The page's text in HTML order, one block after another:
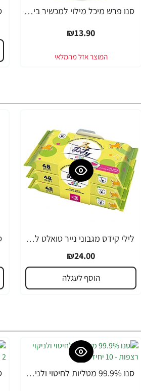
סנו פרש מיכל מילוי למכשיר בישום אוטומטי וניל קוקוס 250 מ"ל
₪13.90
לילי קידס מגבוני נייר טואלט לח - 48 דפים מארז שלישייה
₪24.00
הוסף לעגלה
סנו 99.9% מטליות לחיטוי ולניקוי רצפות - 10 יחידות